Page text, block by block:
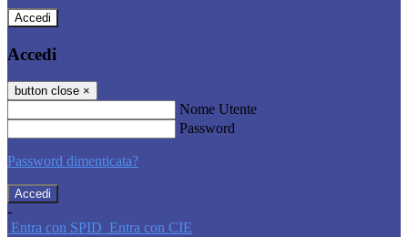
Accedi
Accedi
button close ×
Nome Utente
Password
Password dimenticata?
-
Entra con SPID Entra con CIE